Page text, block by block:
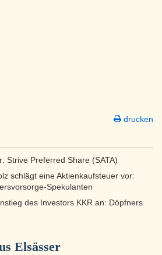
drucken
Strive Preferred Share (SATA)
schlägt eine Aktienkaufsteuer vor:
Spekulanten
des Investors KKR an: Döpfners
Elsässer